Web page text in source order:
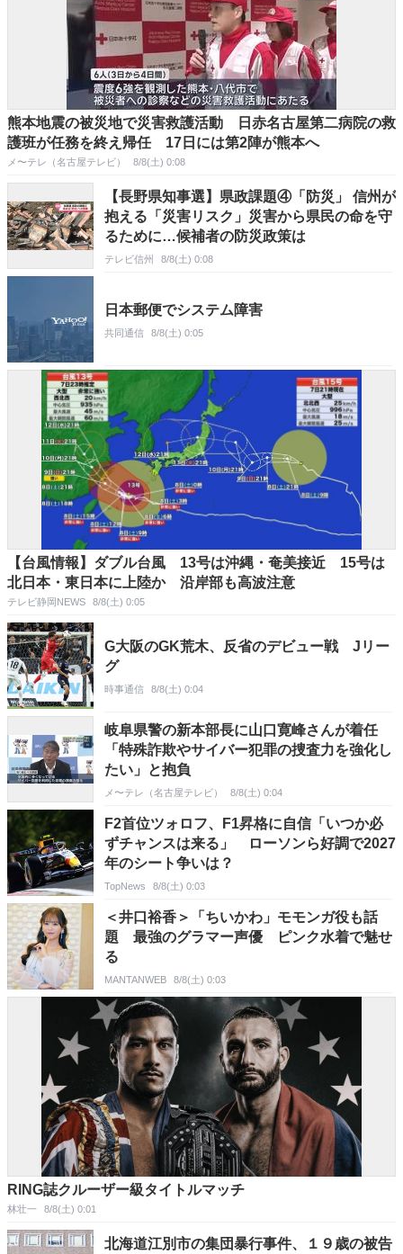
熊本地震の被災地で災害救護活動 日赤名古屋第二病院の救
護班が任務を終え帰任 17日には第2陣が熊本へ
メ〜テレ（名古屋テレビ） 8/8(土) 0:08
【長野県知事選】県政課題④「防災」 信州が
抱える「災害リスク」災害から県民の命を守
るために…候補者の防災政策は
テレビ信州 8/8(土) 0:08
日本郵便でシステム障害
共同通信 8/8(土) 0:05
【台風情報】ダブル台風 13号は沖縄・奄美接近 15号は
北日本・東日本に上陸か 沿岸部も高波注意
テレビ静岡NEWS 8/8(土) 0:05
G大阪のGK荒木、反省のデビュー戦 Jリー
グ
時事通信 8/8(土) 0:04
岐阜県警の新本部長に山口寛峰さんが着任
「特殊詐欺やサイバー犯罪の捜査力を強化し
たい」と抱負
メ〜テレ（名古屋テレビ） 8/8(土) 0:04
F2首位ツォロフ、F1昇格に自信「いつか必
ずチャンスは来る」 ローソンら好調で2027
年のシート争いは？
TopNews 8/8(土) 0:03
＜井口裕香＞「ちいかわ」モモンガ役も話
題 最強のグラマー声優 ピンク水着で魅せ
る
MANTANWEB 8/8(土) 0:03
RING誌クルーザー級タイトルマッチ
林壮一 8/8(土) 0:01
北海道江別市の集団暴行事件、１９歳の被告